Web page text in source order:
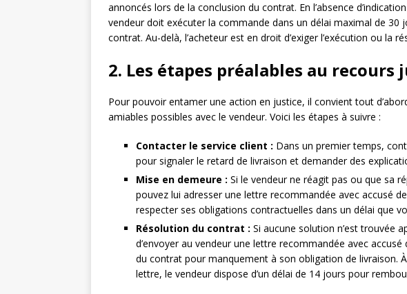
annoncés lors de la conclusion du contrat. En l’absence
vendeur doit exécuter la commande dans un délai maximal de 30
contrat. Au-delà, l’acheteur est en droit d’exiger l’exécution ou la
2. Les étapes préalables au recours
Pour pouvoir entamer une action en justice, il convient tout
amiables possibles avec le vendeur. Voici les étapes à suivre :
Contacter le service client : Dans un premier temps,
pour signaler le retard de livraison et demander des
Mise en demeure : Si le vendeur ne réagit pas ou que sa
pouvez lui adresser une lettre recommandée avec accusé
respecter ses obligations contractuelles dans un délai que
Résolution du contrat : Si aucune solution n’est trouvée
d’envoyer au vendeur une lettre recommandée avec
du contrat pour manquement à son obligation de livraison.
lettre, le vendeur dispose d’un délai de 14 jours pour